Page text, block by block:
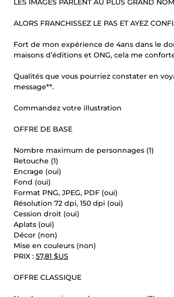
LES IMAGES PARLENT AU PLUS GRAND
ALORS FRANCHISSEZ LE PAS ET AYEZ
Fort de mon expérience de 4ans dans le
maisons d’éditions et ONG, cela me
Qualités que vous pourriez constater en
message**.
Commandez votre illustration
OFFRE DE BASE
Nombre maximum de personnages (1)
Retouche (1)
Encrage (oui)
Fond (oui)
Format PNG, JPEG, PDF (oui)
Résolution 72 dpi, 150 dpi (oui)
Cession droit (oui)
Aplats (oui)
Décor (non)
Mise en couleurs (non)
PRIX : 57,81 $US
OFFRE CLASSIQUE